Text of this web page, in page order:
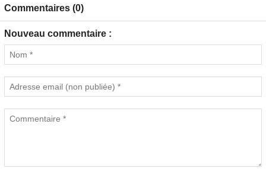
Commentaires (0)
Nouveau commentaire :